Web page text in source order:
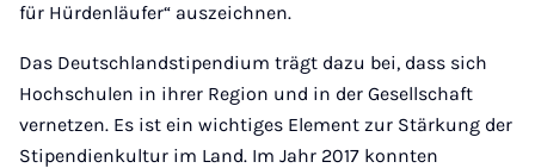
für Hürdenläufer“ auszeichnen.
Das Deutschlandstipendium trägt dazu bei, dass sich
Hochschulen in ihrer Region und in der Gesellschaft
vernetzen. Es ist ein wichtiges Element zur Stärkung der
Stipendienkultur im Land. Im Jahr 2017 konnten